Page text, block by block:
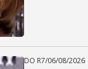
DO R7/06/08/2026